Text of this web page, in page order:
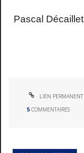
Pascal Décaillet
LIEN PERMANENT
5 COMMENTAIRES